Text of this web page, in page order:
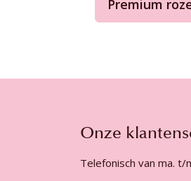
Premium
Onze
Telefonisch van ma. t/